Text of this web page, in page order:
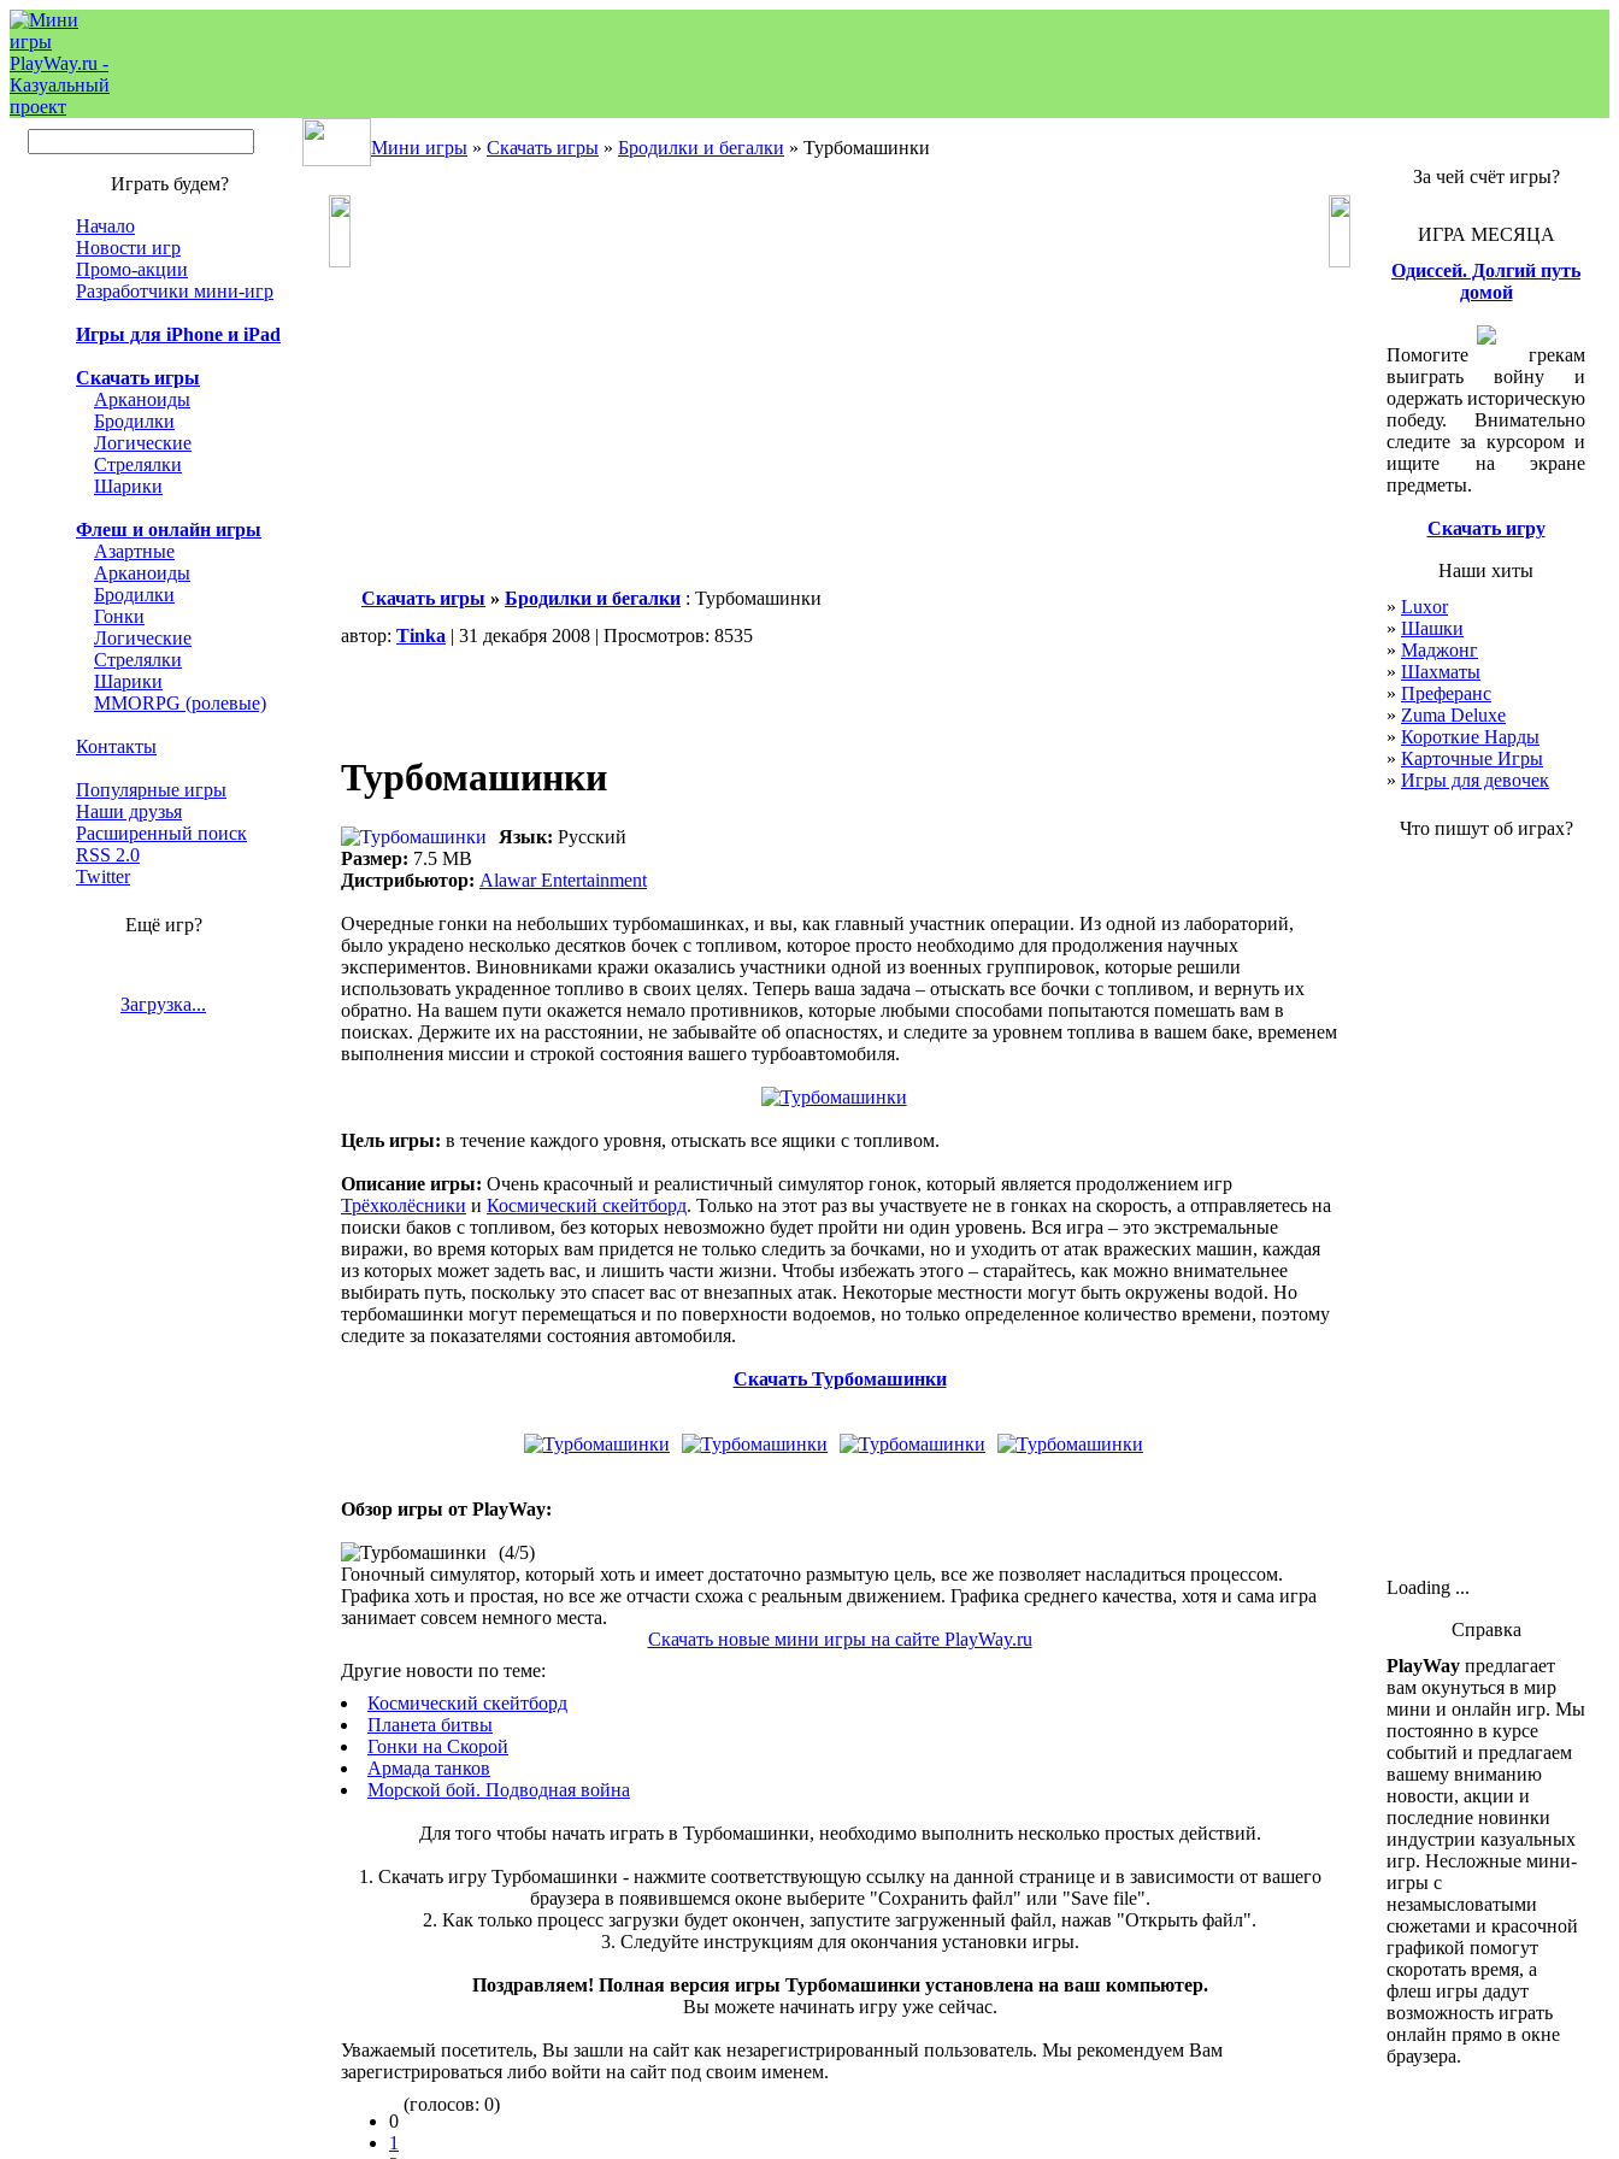
Мини игры » Скачать игры » Бродилки и бегалки » Турбомашинки
Играть будем?
Начало
Новости игр
Промо-акции
Разработчики мини-игр
Игры для iPhone и iPad
Скачать игры
Арканоиды
Бродилки
Логические
Стрелялки
Шарики
Флеш и онлайн игры
Азартные
Арканоиды
Бродилки
Гонки
Логические
Стрелялки
Шарики
MMORPG (ролевые)
Контакты
Популярные игры
Наши друзья
Расширенный поиск
RSS 2.0
Twitter
Ещё игр?
Загрузка...
Скачать игры » Бродилки и бегалки : Турбомашинки
автор: Tinka | 31 декабря 2008 | Просмотров: 8535
Турбомашинки
Язык: Русский
Размер: 7.5 MB
Дистрибьютор: Alawar Entertainment
Очередные гонки на небольших турбомашинках, и вы, как главный участник операции. Из одной из лабораторий,
было украдено несколько десятков бочек с топливом, которое просто необходимо для продолжения научных
экспериментов. Виновниками кражи оказались участники одной из военных группировок, которые решили
использовать украденное топливо в своих целях. Теперь ваша задача – отыскать все бочки с топливом, и вернуть их
обратно. На вашем пути окажется немало противников, которые любыми способами попытаются помешать вам в
поисках. Держите их на расстоянии, не забывайте об опасностях, и следите за уровнем топлива в вашем баке, временем
выполнения миссии и строкой состояния вашего турбоавтомобиля.
Цель игры: в течение каждого уровня, отыскать все ящики с топливом.
Описание игры: Очень красочный и реалистичный симулятор гонок, который является продолжением игр
Трёхколёсники и Космический скейтборд. Только на этот раз вы участвуете не в гонках на скорость, а отправляетесь на
поиски баков с топливом, без которых невозможно будет пройти ни один уровень. Вся игра – это экстремальные
виражи, во время которых вам придется не только следить за бочками, но и уходить от атак вражеских машин, каждая
из которых может задеть вас, и лишить части жизни. Чтобы избежать этого – старайтесь, как можно внимательнее
выбирать путь, поскольку это спасет вас от внезапных атак. Некоторые местности могут быть окружены водой. Но
тербомашинки могут перемещаться и по поверхности водоемов, но только определенное количество времени, поэтому
следите за показателями состояния автомобиля.
Скачать Турбомашинки
Обзор игры от PlayWay:
(4/5)
Гоночный симулятор, который хоть и имеет достаточно размытую цель, все же позволяет насладиться процессом.
Графика хоть и простая, но все же отчасти схожа с реальным движением. Графика среднего качества, хотя и сама игра
занимает совсем немного места.
Скачать новые мини игры на сайте PlayWay.ru
Другие новости по теме:
Космический скейтборд
Планета битвы
Гонки на Скорой
Армада танков
Морской бой. Подводная война
Для того чтобы начать играть в Турбомашинки, необходимо выполнить несколько простых действий.
1. Скачать игру Турбомашинки - нажмите соответствующую ссылку на данной странице и в зависимости от вашего
браузера в появившемся оконе выберите "Сохранить файл" или "Save file".
2. Как только процесс загрузки будет окончен, запустите загруженный файл, нажав "Открыть файл".
3. Следуйте инструкциям для окончания установки игры.
Поздравляем! Полная версия игры Турбомашинки установлена на ваш компьютер.
Вы можете начинать игру уже сейчас.
Уважаемый посетитель, Вы зашли на сайт как незарегистрированный пользователь. Мы рекомендуем Вам
зарегистрироваться либо войти на сайт под своим именем.
0
1
(голосов: 0)
За чей счёт игры?
ИГРА МЕСЯЦА
Одиссей. Долгий путь
домой
Помогите грекам
выиграть войну и
одержать историческую
победу. Внимательно
следите за курсором и
ищите на экране
предметы.
Скачать игру
Наши хиты
» Luxor
» Шашки
» Маджонг
» Шахматы
» Преферанс
» Zuma Deluxe
» Короткие Нарды
» Карточные Игры
» Игры для девочек
Что пишут об играх?
Loading ...
Справка
PlayWay предлагает
вам окунуться в мир
мини и онлайн игр. Мы
постоянно в курсе
событий и предлагаем
вашему вниманию
новости, акции и
последние новинки
индустрии казуальных
игр. Несложные мини-
игры с
незамысловатыми
сюжетами и красочной
графикой помогут
скоротать время, а
флеш игры дадут
возможность играть
онлайн прямо в окне
браузера.